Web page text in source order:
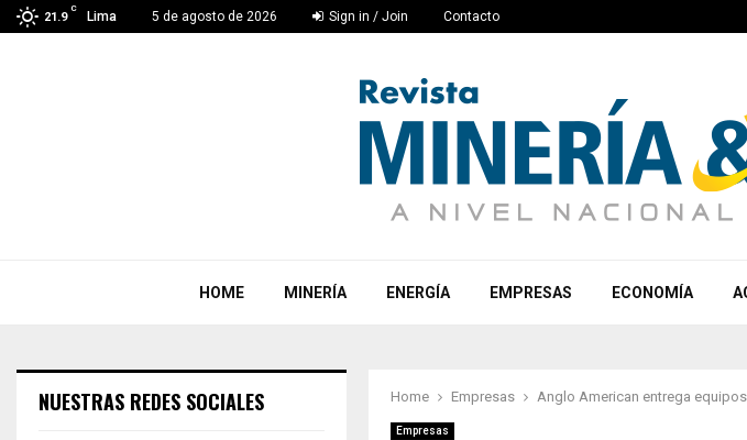
21.9
C
Lima 5 de agosto de 2026 Sign in / Join Contacto
HOME MINERÍA ENERGÍA EMPRESAS ECONOMÍA
Home Empresas Anglo American entrega
Empresas
NUESTRAS REDES SOCIALES